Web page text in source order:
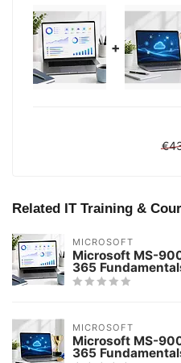
+
Related IT Training &
MICROSOFT
Microsoft MS-
365
MICROSOFT
Microsoft MS-
365